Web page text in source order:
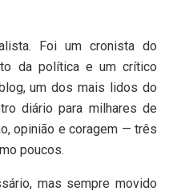
Foi um cronista do
da política e um crítico
um dos mais lidos do
diário para milhares de
opinião e coragem — três
poucos.
mas sempre movido